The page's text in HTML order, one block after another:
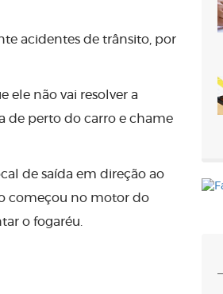
acidentes de trânsito, por
ele não vai resolver a
de perto do carro e chame
de saída em direção ao
começou no motor do
o fogaréu.